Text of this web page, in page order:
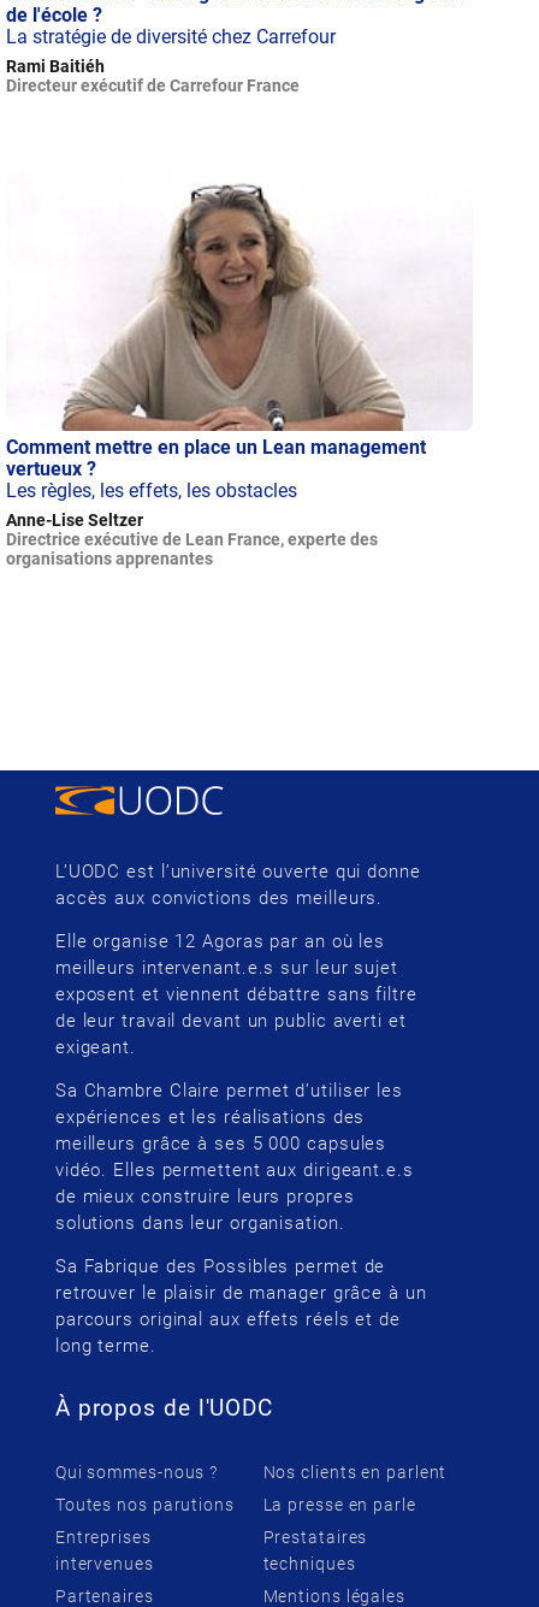
de l'école ?
La stratégie de diversité chez Carrefour
Rami Baitiéh
Directeur exécutif de Carrefour France
Comment mettre en place un Lean management
vertueux ?
Les règles, les effets, les obstacles
Anne-Lise Seltzer
Directrice exécutive de Lean France, experte des
organisations apprenantes
L’UODC est l’université ouverte qui donne
accès aux convictions des meilleurs.
Elle organise 12 Agoras par an où les
meilleurs intervenant.e.s sur leur sujet
exposent et viennent débattre sans filtre
de leur travail devant un public averti et
exigeant.
Sa Chambre Claire permet d’utiliser les
expériences et les réalisations des
meilleurs grâce à ses 5 000 capsules
vidéo. Elles permettent aux dirigeant.e.s
de mieux construire leurs propres
solutions dans leur organisation.
Sa Fabrique des Possibles permet de
retrouver le plaisir de manager grâce à un
parcours original aux effets réels et de
long terme.
À propos de l'UODC
Qui sommes-nous ?
Toutes nos parutions
Entreprises
intervenues
Partenaires
Nos clients en parlent
La presse en parle
Prestataires
techniques
Mentions légales